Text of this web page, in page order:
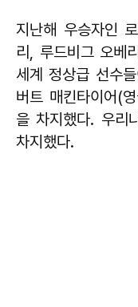
지난해 우승자인
리, 루드비그 오베
세계 정상급 선수
버트 매킨타이어(
을 차지했다. 우리
차지했다.